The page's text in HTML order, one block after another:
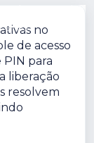
no
de acesso
PIN para
liberação
resolvem